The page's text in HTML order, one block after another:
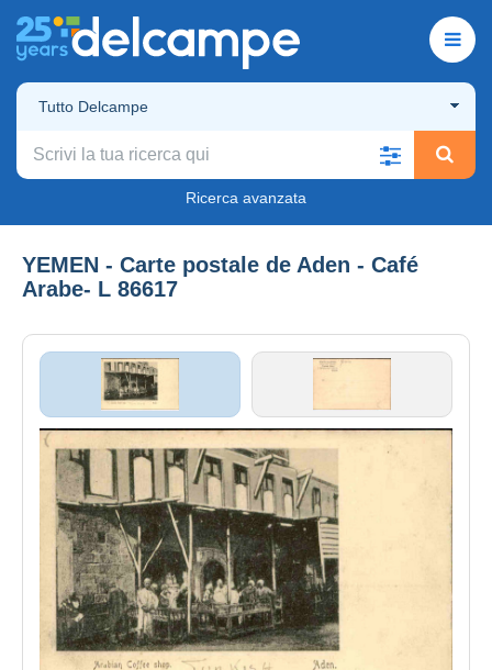
Tutto Delcampe
Ricerca avanzata
YEMEN - Carte postale de Aden - Café
Arabe- L 86617